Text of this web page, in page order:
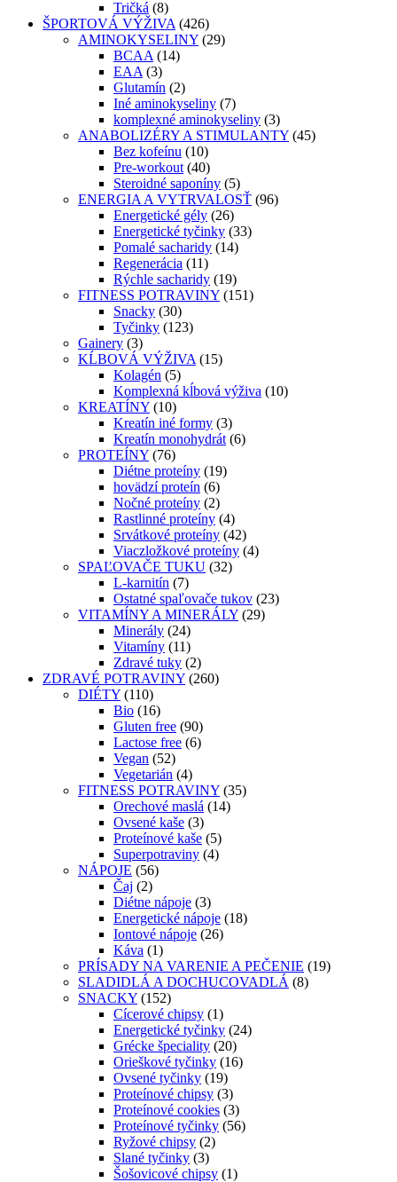
Tričká (8)
ŠPORTOVÁ VÝŽIVA (426)
AMINOKYSELINY (29)
BCAA (14)
EAA (3)
Glutamín (2)
Iné aminokyseliny (7)
komplexné aminokyseliny (3)
ANABOLIZÉRY A STIMULANTY (45)
Bez kofeínu (10)
Pre-workout (40)
Steroidné saponíny (5)
ENERGIA A VYTRVALOSŤ (96)
Energetické gély (26)
Energetické tyčinky (33)
Pomalé sacharidy (14)
Regenerácia (11)
Rýchle sacharidy (19)
FITNESS POTRAVINY (151)
Snacky (30)
Tyčinky (123)
Gainery (3)
KĹBOVÁ VÝŽIVA (15)
Kolagén (5)
Komplexná kĺbová výživa (10)
KREATÍNY (10)
Kreatín iné formy (3)
Kreatín monohydrát (6)
PROTEÍNY (76)
Diétne proteíny (19)
hovädzí proteín (6)
Nočné proteíny (2)
Rastlinné proteíny (4)
Srvátkové proteíny (42)
Viaczložkové proteíny (4)
SPAĽOVAČE TUKU (32)
L-karnitín (7)
Ostatné spaľovače tukov (23)
VITAMÍNY A MINERÁLY (29)
Minerály (24)
Vitamíny (11)
Zdravé tuky (2)
ZDRAVÉ POTRAVINY (260)
DIÉTY (110)
Bio (16)
Gluten free (90)
Lactose free (6)
Vegan (52)
Vegetarián (4)
FITNESS POTRAVINY (35)
Orechové maslá (14)
Ovsené kaše (3)
Proteínové kaše (5)
Superpotraviny (4)
NÁPOJE (56)
Čaj (2)
Diétne nápoje (3)
Energetické nápoje (18)
Iontové nápoje (26)
Káva (1)
PRÍSADY NA VARENIE A PEČENIE (19)
SLADIDLÁ A DOCHUCOVADLÁ (8)
SNACKY (152)
Cícerové chipsy (1)
Energetické tyčinky (24)
Grécke špeciality (20)
Orieškové tyčinky (16)
Ovsené tyčinky (19)
Proteínové chipsy (3)
Proteínové cookies (3)
Proteínové tyčinky (56)
Ryžové chipsy (2)
Slané tyčinky (3)
Šošovicové chipsy (1)